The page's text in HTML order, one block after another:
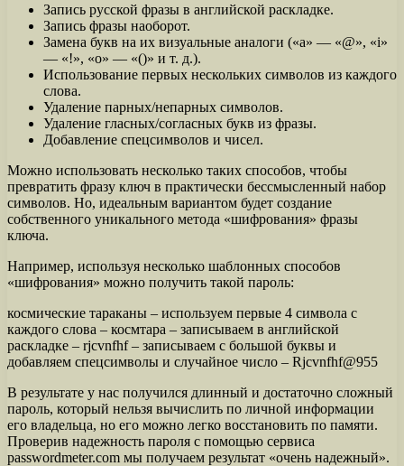
Запись русской фразы в английской раскладке.
Запись фразы наоборот.
Замена букв на их визуальные аналоги («a» — «@», «i»
— «!», «o» — «()» и т. д.).
Использование первых нескольких символов из каждого
слова.
Удаление парных/непарных символов.
Удаление гласных/согласных букв из фразы.
Добавление спецсимволов и чисел.
Можно использовать несколько таких способов, чтобы
превратить фразу ключ в практически бессмысленный набор
символов. Но, идеальным вариантом будет создание
собственного уникального метода «шифрования» фразы
ключа.
Например, используя несколько шаблонных способов
«шифрования» можно получить такой пароль:
космические тараканы – используем первые 4 символа с
каждого слова – космтара – записываем в английской
раскладке – rjcvnfhf – записываем с большой буквы и
добавляем спецсимволы и случайное число – Rjcvnfhf@955
В результате у нас получился длинный и достаточно сложный
пароль, который нельзя вычислить по личной информации
его владельца, но его можно легко восстановить по памяти.
Проверив надежность пароля с помощью сервиса
passwordmeter.com мы получаем результат «очень надежный».